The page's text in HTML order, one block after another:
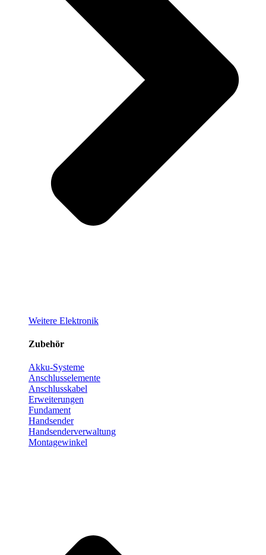
Weitere Elektronik
Zubehör
Akku-Systeme
Anschlusselemente
Anschlusskabel
Erweiterungen
Fundament
Handsender
Handsenderverwaltung
Montagewinkel